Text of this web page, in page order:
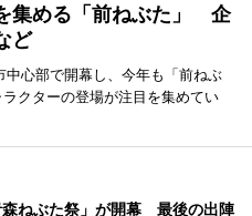
集める「前ねぶた」 企
ど
中心部で開幕し、今年も「前ねぶ
クターの登場が注目を集めてい
森ねぶた祭」が開幕 最後の出陣